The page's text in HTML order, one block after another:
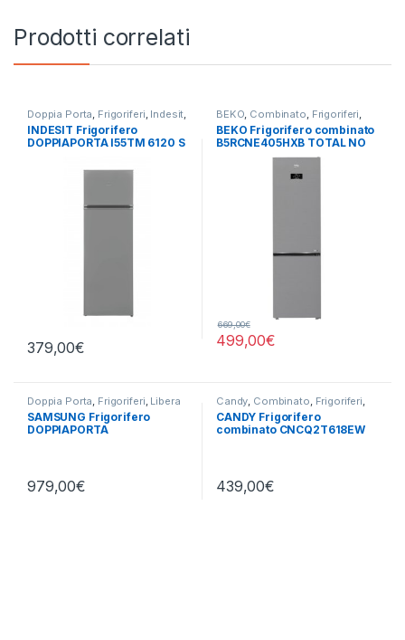
Prodotti correlati
Doppia Porta Frigoriferi Indesit
Libera Installazione
INDESIT Frigorifero
DOPPIAPORTA I55TM 6120 S
379,00€
BEKO Combinato Frigoriferi
Libera Installazione
BEKO Frigorifero combinato
B5RCNE405HXB TOTAL NO
499,00€
669,00€
Doppia Porta Frigoriferi Libera
Installazione, SAMSUNG
SAMSUNG Frigorifero
DOPPIAPORTA
979,00€
Candy Combinato Frigoriferi
Libera Installazione
CANDY Frigorifero
combinato CNCQ2T618EW
439,00€